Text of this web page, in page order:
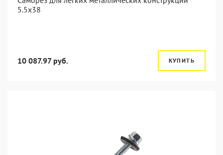
5.5х38
10 087.97 руб. КУПИТЬ